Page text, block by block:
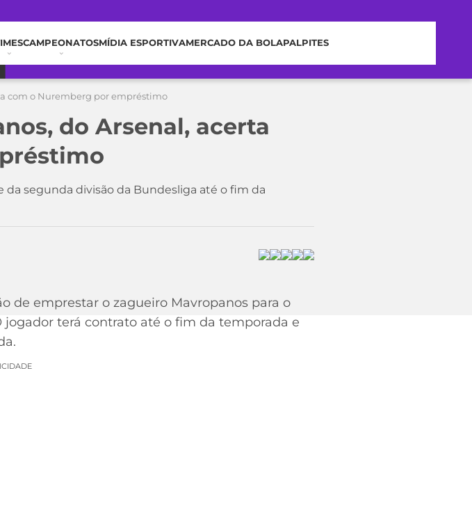
CAMPEONATOSMÍDIA ESPORTIVAMERCADO DA BOLAPALPITES
com o Nuremberg por empréstimo
do Arsenal, acerta
segunda divisão da Bundesliga até o fim da
de emprestar o zagueiro Mavropanos para o
terá contrato até o fim da temporada e